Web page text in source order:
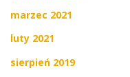
marzec 2021
luty 2021
sierpień 2019